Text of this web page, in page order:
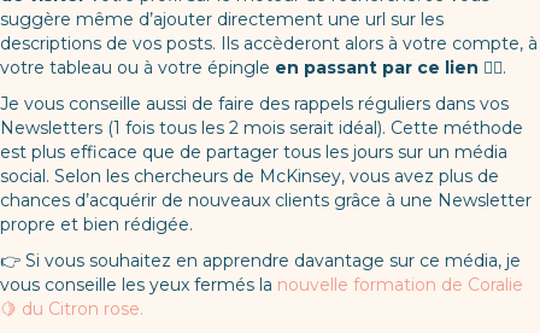
suggère même d’ajouter directement une url sur les
descriptions de vos posts. Ils accèderont alors à votre compte, à
votre tableau ou à votre épingle en passant par ce lien 💁‍♀️.
Je vous conseille aussi de faire des rappels réguliers dans vos
Newsletters (1 fois tous les 2 mois serait idéal). Cette méthode
est plus efficace que de partager tous les jours sur un média
social. Selon les chercheurs de McKinsey, vous avez plus de
chances d’acquérir de nouveaux clients grâce à une Newsletter
propre et bien rédigée.
👉 Si vous souhaitez en apprendre davantage sur ce média, je
vous conseille les yeux fermés la nouvelle formation de Coralie
🍋 du Citron rose.